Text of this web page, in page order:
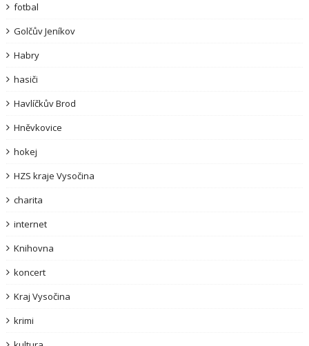
fotbal
Golčův Jeníkov
Habry
hasiči
Havlíčkův Brod
Hněvkovice
hokej
HZS kraje Vysočina
charita
internet
Knihovna
koncert
Kraj Vysočina
krimi